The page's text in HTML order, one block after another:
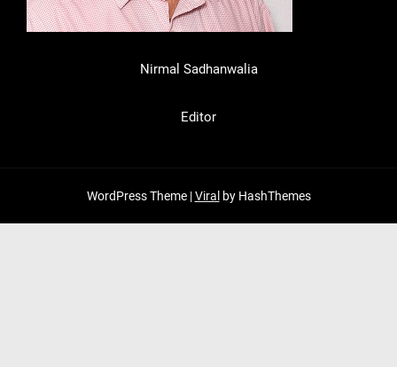
Nirmal Sadhanwalia
Editor
WordPress Theme |Viral by HashThemes